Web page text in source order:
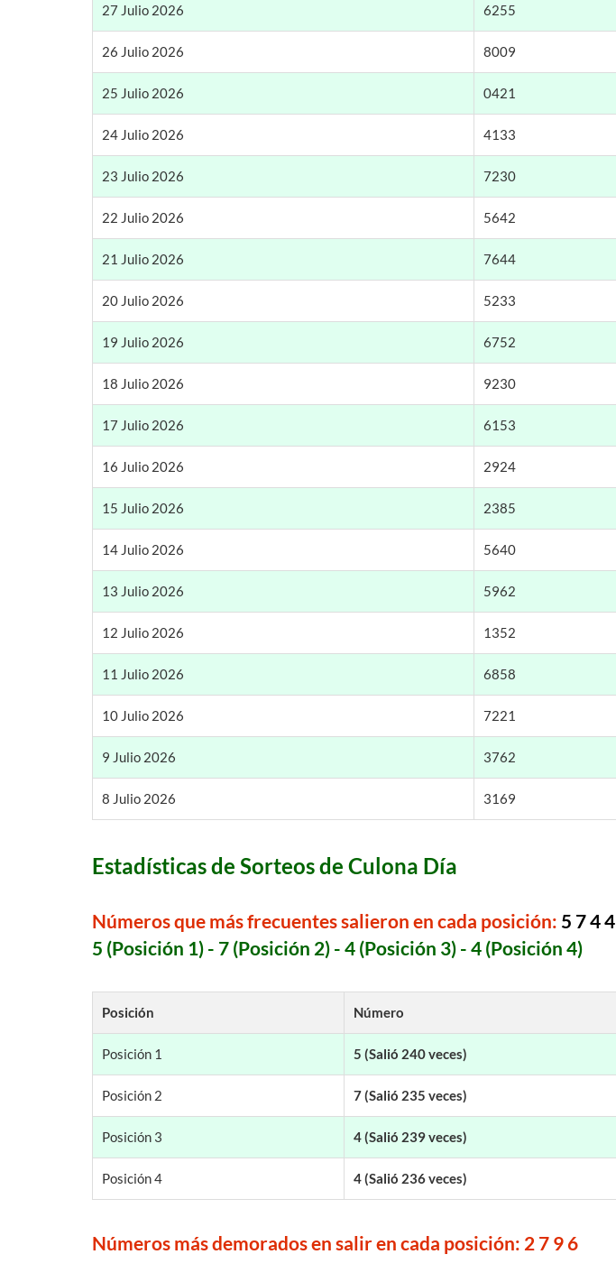
27 Julio 2026 6255
26 Julio 2026 8009
25 Julio 2026 0421
24 Julio 2026 4133
23 Julio 2026 7230
22 Julio 2026 5642
21 Julio 2026 7644
20 Julio 2026 5233
19 Julio 2026 6752
18 Julio 2026 9230
17 Julio 2026 6153
16 Julio 2026 2924
15 Julio 2026 2385
14 Julio 2026 5640
13 Julio 2026 5962
12 Julio 2026 1352
11 Julio 2026 6858
10 Julio 2026 7221
9 Julio 2026 3762
8 Julio 2026 3169
Estadísticas de Sorteos de Culona Día
Números que más frecuentes salieron en cada posición: 5 7 4 4
5 (Posición 1) - 7 (Posición 2) - 4 (Posición 3) - 4 (Posición 4)
Posición Número
Posición 1 5 (Salió 240 veces)
Posición 2 7 (Salió 235 veces)
Posición 3 4 (Salió 239 veces)
Posición 4 4 (Salió 236 veces)
Números más demorados en salir en cada posición: 2 7 9 6